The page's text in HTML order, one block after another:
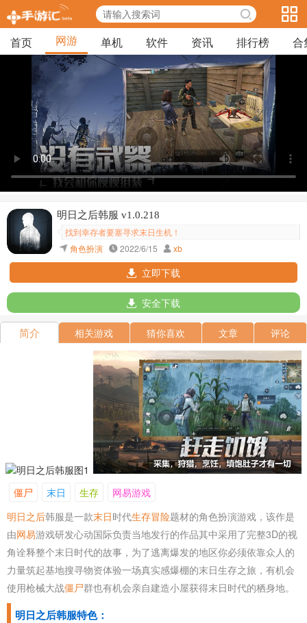
首页 网游 单机 软件 资讯 排行榜 合
明日之后韩服 v1.0.218
找到幸存者要塞寻求末日生机！
角色扮演
2022/6/15 xb
立即下载
安全下载
简介 相关游戏 猜你喜欢 文章 评论
僵尸 末日 生存
网易游戏
明日之后韩服是一款末日时代生存冒险题材的角色扮演游戏，该作是
由网易游戏研发心动国际负责当地发行的作品其中采用了完整3D的视
角诠释整个末日时代的故事，为了逃离爆发的地区你必须依靠众人的
力量筑起基地搜寻物资体验一场真实感爆棚的末日生存之旅，有机会
使用枪械大战僵尸群也有机会亲自建造小屋获得末日时代的栖身地。
明日之后韩服特色：